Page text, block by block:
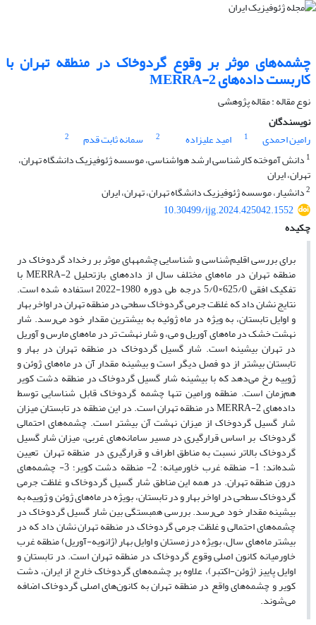
چشمه‌های موثر بر وقوع گردوخاک در منطقه تهران با
کاربست داده‌های MERRA-2
نوع مقاله : مقاله پژوهشی‌
نویسندگان
رامین احمدی
1 امید علیزاده 2 سمانه ثابت قدم
2
1 دانش آموخته کارشناسی ارشد هواشناسی، موسسه ژئوفیزیک دانشگاه تهران،
تهران، ایران
2دانشیار، موسسه ژئوفیزیک دانشگاه تهران، تهران، ایران
10.30499/ijg.2024.425042.1552
چکیده
برای بررسی اقلیم‌شناسی و شناسایی چشمه­های موثر بر رخداد گردوخاک در
منطقه تهران در ماه‌های مختلف سال از داده‌های بازتحلیل MERRA-2 با
تفکیک افقی 625/0×5/0 درجه طی دوره 1980-2022 استفاده شده ­است.
نتایج نشان داد که غلظت‌ جرمی گردوخاک سطحی در منطقه تهران در اواخر بهار
و اوایل تابستان، به ویژه در ماه ژوئیه به بیشترین مقدار خود می‌رسد. شار
نهشت خشک در ماه‌های آوریل و می، و شار نهشت تر در ماه‌های مارس و آوریل
در تهران بیشینه است. شار گسیل گردوخاک در منطقه تهران در بهار و
تابستان بیشتر از دو فصل دیگر است و بیشینه مقدار آن در ماه‌های ژوئن و
ژوییه رخ می‌دهد که با بیشینه شار گسیل گردوخاک در منطقه دشت کویر
هم‌زمان است. منطقه ورامین تنها چشمه گردوخاک قابل شناسایی توسط
داده‌های MERRA-2 در منطقه تهران است. در این منطقه در تابستان میزان
شار گسیل گردوخاک از میزان نهشت آن بیشتر است. چشمه‌های احتمالی
گردوخاک بر اساس قرارگیری در مسیر سامانه‌های غربی، میزان شار گسیل
گردوخاک بالاتر نسبت به مناطق اطراف و قرارگیری در منطقه تهران تعیین
شده‌اند: 1- منطقه غرب خاورمیانه؛ 2- منطقه دشت کویر؛ 3- چشمه‌های
درون منطقه تهران. در همه این مناطق شار گسیل گردوخاک و غلظت جرمی
گردوخاک سطحی در اواخر بهار و در تابستان، بویژه در ماه‌های ژوئن و ژوییه به
بیشینه مقدار خود می‌رسد. بررسی همبستگی بین شار گسیل گردوخاک در
چشمه‌های احتمالی و غلظت جرمی گردوخاک در منطقه تهران نشان داد که در
بیشتر ماه‌های سال، بویژه در زمستان و اوایل بهار (ژانویه-آوریل) منطقه غرب
خاورمیانه کانون‌ اصلی وقوع گردوخاک در منطقه تهران است. در تابستان و
اوایل پاییز (ژوئن-اکتبر)، علاوه بر چشمه‌های گردوخاک خارج از ایران، دشت
کویر و چشمه‌های واقع در منطقه تهران به کانون‌های اصلی گردوخاک اضافه
می‌شوند.